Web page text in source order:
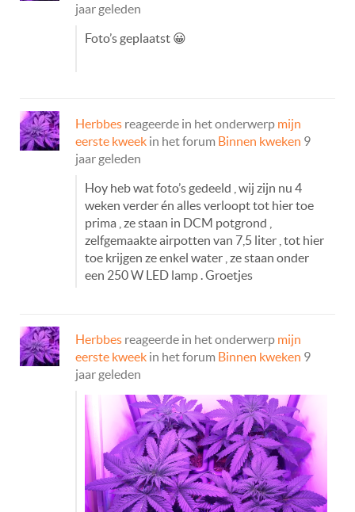
jaar geleden
Foto’s geplaatst 😀
Herbbes reageerde in het onderwerp mijn
eerste kweek in het forum Binnen kweken 9
jaar geleden
Hoy heb wat foto’s gedeeld , wij zijn nu 4
weken verder én alles verloopt tot hier toe
prima , ze staan in DCM potgrond ,
zelfgemaakte airpotten van 7,5 liter , tot hier
toe krijgen ze enkel water , ze staan onder
een 250 W LED lamp . Groetjes
Herbbes reageerde in het onderwerp mijn
eerste kweek in het forum Binnen kweken 9
jaar geleden